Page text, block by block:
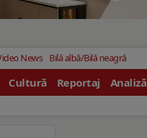
News Bilă albă/Bilă neagră
Cultură Reportaj Analiză